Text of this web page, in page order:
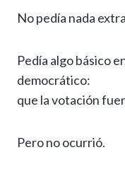
No pedía nada
Pedía algo básico
democrático:
que la votación
Pero no ocurrió.